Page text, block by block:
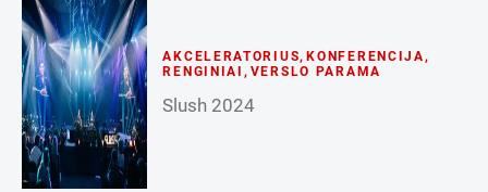
AKCELERATORIUS, KONFERENCIJA,
RENGINIAI , VERSLO PARAMA
Slush 2024